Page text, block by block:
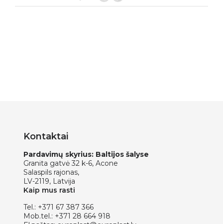
Kontaktai
Pardavimų skyrius: Baltijos šalyse
Granita gatvė 32 k-6, Acone
Salaspils rajonas,
LV-2119, Latvija
Kaip mus rasti
Tel.: +371 67 387 366
Mob.tel.: +371 28 664 918